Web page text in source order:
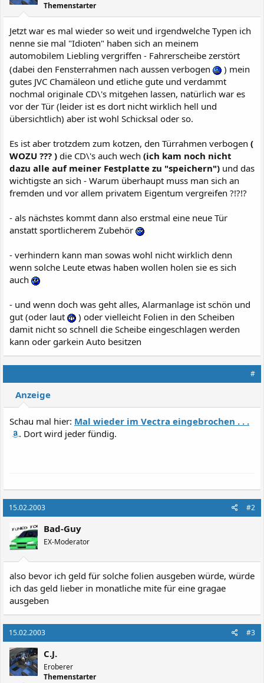
Themenstarter
Jetzt war es mal wieder so weit und irgendwelche Typen ich
nenne sie mal "Idioten" haben sich an meinem
automobilem Liebling vergriffen - Fahrerscheibe zerstört
(dabei den Fensterrahmen nach aussen verbogen
) mein
gutes JVC Chamäleon und etliche gute und verdammt
nochmal originale CD\'s mitgehen lassen, natürlich war es
vor der Tür (leider ist es dort nicht wirklich hell und
übersichtlich) aber ist wohl Schicksal oder so.
Es ist aber trotzdem zum kotzen, den Türrahmen verbogen (
WOZU ??? ) die CD\'s auch wech (ich kam noch nicht
dazu alle auf meiner Festplatte zu "speichern") und das
wichtigste an sich - Warum überhaupt muss man sich an
fremden und vor allem privatem Eigentum vergreifen ?!?!?
- als nächstes kommt dann also erstmal eine neue Tür
anstatt sportlicherem Zubehör
- verhindern kann man sowas wohl nicht wirklich denn
wenn solche Leute etwas haben wollen holen sie es sich
auch
- und wenn doch was geht alles, Alarmanlage ist schön und
gut (oder laut
) oder vielleicht Folien in den Scheiben
damit nicht so schnell die Scheibe eingeschlagen werden
kann oder garkein Auto besitzen
#
Anzeige
Schau mal hier: Mal wieder im Vectra eingebrochen . . .
. Dort wird jeder fündig.
15.02.2003 #2
Bad-Guy
EX-Moderator
also bevor ich geld für solche folien ausgeben würde, würde
ich das geld lieber in monatliche mite für eine gragae
ausgeben
15.02.2003 #3
C.J.
Eroberer
Themenstarter